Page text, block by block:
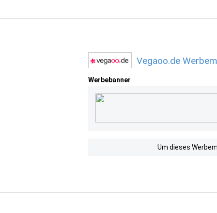
Vegaoo.de
Werbebanner
Um dieses